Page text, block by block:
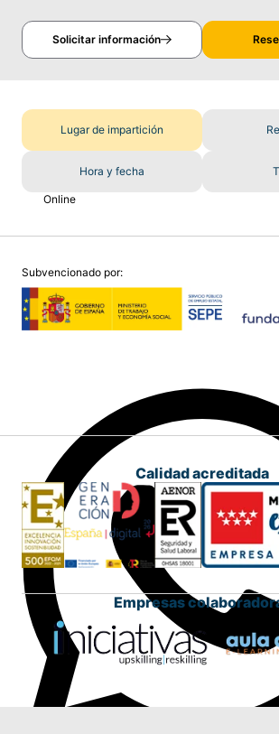
Solicitar información
Lugar de impartición
Hora y fecha
Online
Subvencionado por:
Calidad acreditada
Empresas